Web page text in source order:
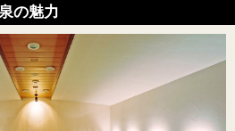
の魅力